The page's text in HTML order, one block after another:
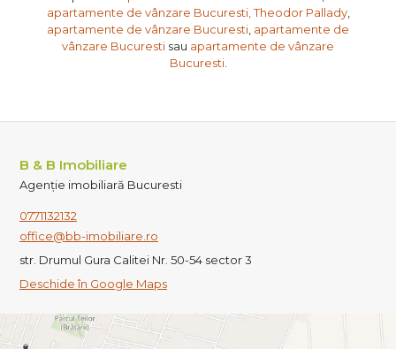
apartamente de vânzare Bucuresti, Theodor Pallady,
apartamente de vânzare Bucuresti apartamente de
vânzare Bucuresti sau apartamente de vânzare
Bucuresti.
B & B Imobiliare
Agenție imobiliară Bucuresti
0771132132
office@bb-imobiliare.ro
str. Drumul Gura Calitei Nr. 50-54 sector 3
Deschide în Google Maps